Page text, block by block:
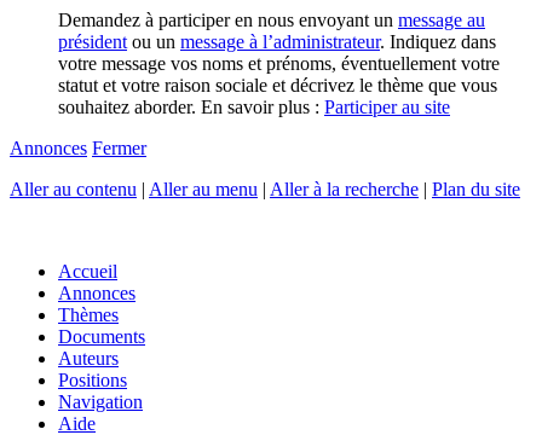
Demandez à participer en nous envoyant un message au
président ou un message à l’administrateur. Indiquez dans
votre message vos noms et prénoms, éventuellement votre
statut et votre raison sociale et décrivez le thème que vous
souhaitez aborder. En savoir plus : Participer au site
Annonces Fermer
Aller au contenu | Aller au menu | Aller à la recherche | Plan du site
Accueil
Annonces
Thèmes
Documents
Auteurs
Positions
Navigation
Aide